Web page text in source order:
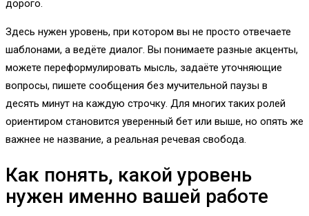
дорого.
Здесь нужен уровень, при котором вы не просто отвечаете
шаблонами, а ведёте диалог. Вы понимаете разные акценты,
можете переформулировать мысль, задаёте уточняющие
вопросы, пишете сообщения без мучительной паузы в
десять минут на каждую строчку. Для многих таких ролей
ориентиром становится уверенный бет или выше, но опять же
важнее не название, а реальная речевая свобода.
Как понять, какой уровень
нужен именно вашей работе